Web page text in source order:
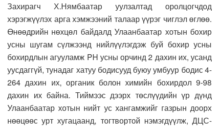
Захирагч Х.Нямбаатар уулзалтад оролцогчдод
хэрэгжүүлэх арга хэмжээний талаар үүрэг чиглэл өглөө.
Өнөөдрийн нөхцөл байдалд Улаанбаатар хотын бохир
усны шугам сүлжээнд нийлүүлэгдэж буй бохир усны
бохирдлын агууламж PH усны орчинд 2 дахин их, усанд
уусдаггүй, тунадаг хатуу бодисууд буюу умбуур бодис 4-
264 дахин их, органик болон химийн бохирдол 9-98
дахин их байна. Тиймээс дээрх төслүүдийн үр дүнд
Улаанбаатар хотын нийт ус хангамжийг газрын доорх
нөөцөөс урт хугацаанд, тогтвортой нэмэгдүүлж, ДЦС-